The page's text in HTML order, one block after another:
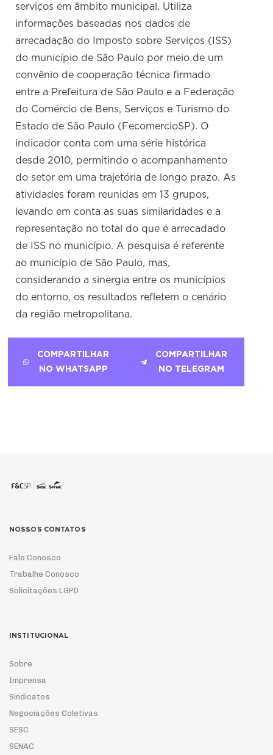
serviços em âmbito municipal. Utiliza
informações baseadas nos dados de
arrecadação do Imposto sobre Serviços (ISS)
do município de São Paulo por meio de um
convênio de cooperação técnica firmado
entre a Prefeitura de São Paulo e a Federação
do Comércio de Bens, Serviços e Turismo do
Estado de São Paulo (FecomercioSP). O
indicador conta com uma série histórica
desde 2010, permitindo o acompanhamento
do setor em uma trajetória de longo prazo. As
atividades foram reunidas em 13 grupos,
levando em conta as suas similaridades e a
representação no total do que é arrecadado
de ISS no município. A pesquisa é referente
ao município de São Paulo, mas,
considerando a sinergia entre os municípios
do entorno, os resultados refletem o cenário
da região metropolitana.
COMPARTILHAR
NO WHATSAPP
COMPARTILHAR
NO TELEGRAM
NOSSOS CONTATOS
Fale Conosco
Trabalhe Conosco
Solicitações LGPD
INSTITUCIONAL
Sobre
Imprensa
Sindicatos
Negociações Coletivas
SESC
SENAC